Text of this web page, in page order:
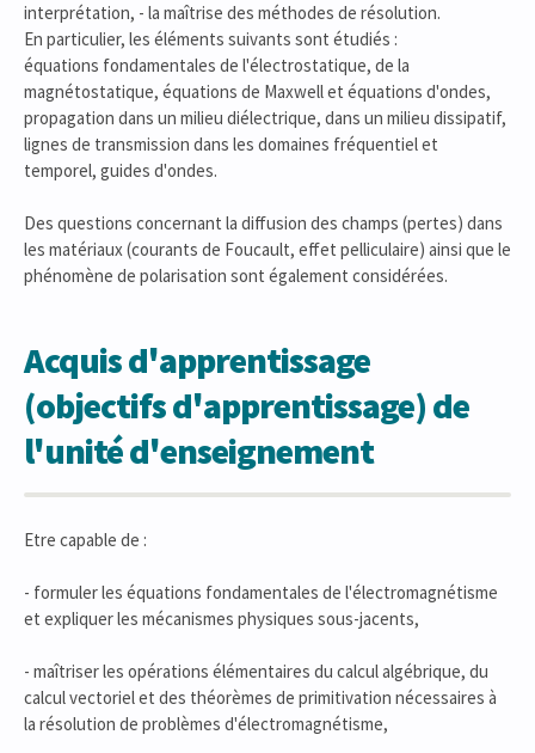
interprétation, - la maîtrise des méthodes de résolution.
En particulier, les éléments suivants sont étudiés :
équations fondamentales de l'électrostatique, de la
magnétostatique, équations de Maxwell et équations d'ondes,
propagation dans un milieu diélectrique, dans un milieu dissipatif,
lignes de transmission dans les domaines fréquentiel et
temporel, guides d'ondes.
Des questions concernant la diffusion des champs (pertes) dans
les matériaux (courants de Foucault, effet pelliculaire) ainsi que le
phénomène de polarisation sont également considérées.
Acquis d'apprentissage
(objectifs d'apprentissage) de
l'unité d'enseignement
Etre capable de :
- formuler les équations fondamentales de l'électromagnétisme
et expliquer les mécanismes physiques sous-jacents,
- maîtriser les opérations élémentaires du calcul algébrique, du
calcul vectoriel et des théorèmes de primitivation nécessaires à
la résolution de problèmes d'électromagnétisme,